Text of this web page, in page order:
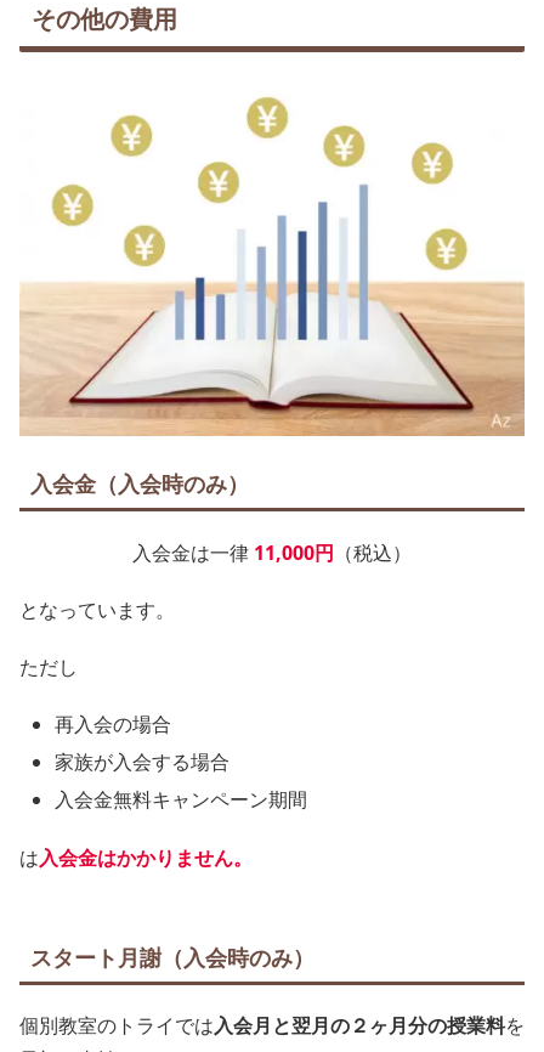
その他の費用
入会金（入会時のみ）
入会金は一律 11,000円 （税込）
となっています。
ただし
再入会の場合
家族が入会する場合
入会金無料キャンペーン期間
は入会金はかかりません。
スタート月謝（入会時のみ）
個別教室のトライでは入会月と翌月の２ヶ月分の授業料を